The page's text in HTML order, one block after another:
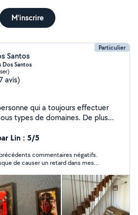
M'inscrire
Particulier
Santos
Dos Santos
avis)
qui a toujours effectuer
de domaines. De plus
pas dans mon domaine de
dans mes contacts des personnes
afin de réalisé votre projet
Lin : 5/5
commentaires négatifs.
de causer un retard dans mes
envers les clients. Je le recommande
petits travaux. Et en collaboration
une solide expérience, ils ont
réussir des projets plus ambitieux,
de cuisine ou de salles de bain.